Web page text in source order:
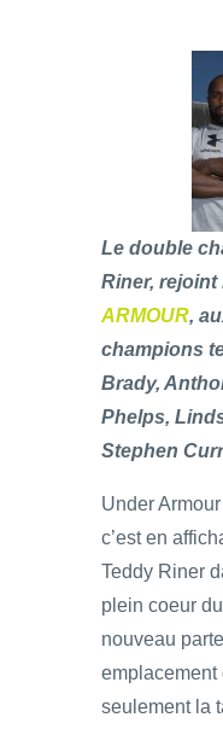
Le double
Riner, rejoint
ARMOUR,
champions
Brady,
Phelps,
Stephen
Under
c’est en
Teddy Riner
plein coeur
nouveau
emplacement
seulement la